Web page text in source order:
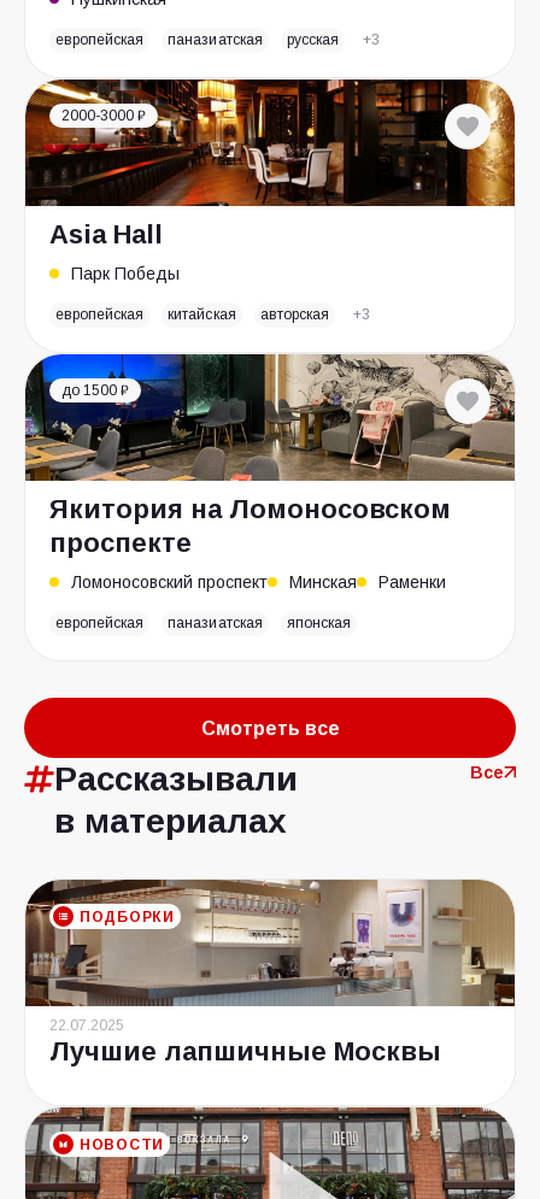
европейская паназиатская русская +3
2000-3000 ₽
Asia Hall
Парк Победы
европейская китайская авторская +3
до 1500 ₽
Якитория на Ломоносовском
проспекте
Ломоносовский проспект Минская Раменки
европейская паназиатская японская
Смотреть все
Рассказывали
в материалах
Все
ПОДБОРКИ
22.07.2025
Лучшие лапшичные Москвы
НОВОСТИ